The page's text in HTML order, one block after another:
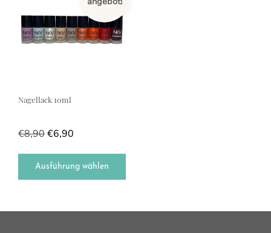
Nagellack 10ml
€8,90€6,90
Ausführung wählen